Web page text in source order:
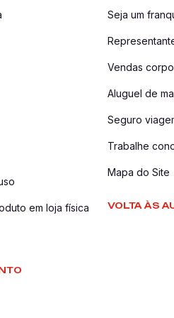
em loja física
Seja um
Vendas
Aluguel de
Seguro
Trabalhe
Mapa do Site
VOLTA ÀS